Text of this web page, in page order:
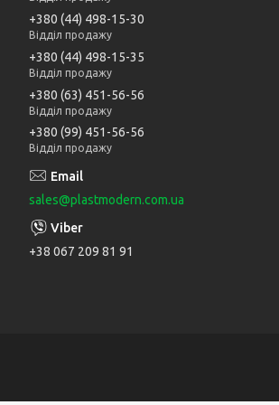
+380 (44) 498-15-30
Відділ продажу
+380 (44) 498-15-35
Відділ продажу
+380 (63) 451-56-56
Відділ продажу
+380 (99) 451-56-56
Відділ продажу
sales@plastmodern.com.ua
+38 067 209 81 91